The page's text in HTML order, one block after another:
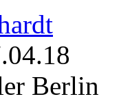
Berlin